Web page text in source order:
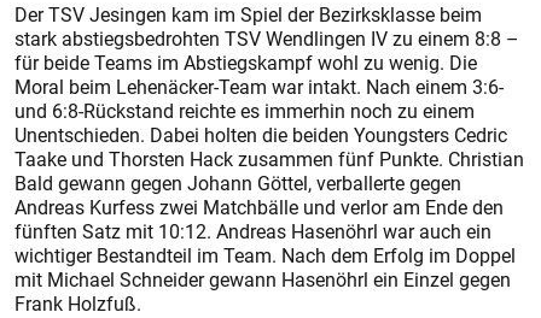
Der TSV Jesingen kam im Spiel der Bezirksklasse beim
stark abstiegsbedrohten TSV Wendlingen IV zu einem 8:8 –
für beide Teams im Abstiegskampf wohl zu wenig. Die
Moral beim Lehenäcker-Team war intakt. Nach einem 3:6-
und 6:8-Rückstand reichte es immerhin noch zu einem
Unentschieden. Dabei holten die beiden Youngsters Cedric
Taake und Thorsten Hack zusammen fünf Punkte. Christian
Bald gewann gegen Johann Göttel, verballerte gegen
Andreas Kurfess zwei Matchbälle und verlor am Ende den
fünften Satz mit 10:12. Andreas Hasenöhrl war auch ein
wichtiger Bestandteil im Team. Nach dem Erfolg im Doppel
mit Michael Schneider gewann Hasenöhrl ein Einzel gegen
Frank Holzfuß.